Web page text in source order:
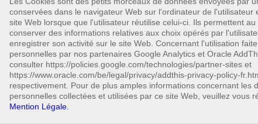
conservées dans le navigateur Web sur l'ordinateur de l'utilisateur
site Web lorsque que l'utilisateur réutilise celui-ci. Ils permettent au
conserver des informations relatives aux choix opérés par
enregistrer son activité sur le site Web. Concernant l'utilisation
personnelles par nos partenaires Google Analytics et Oracle
consulter https://policies.google.com/technologies/partner-sites et
https://www.oracle.com/be/legal/privacy/addthis-privacy-policy-
respectivement. Pour de plus amples informations concernant les
personnelles collectées et utilisées par ce site Web, veuillez vous
Mention Légale.
SUSCEPTIBLES DE VOUS INTERESSER:
déraisonnable et la motivation du licenciement
: La loi du 26 décembre 2013